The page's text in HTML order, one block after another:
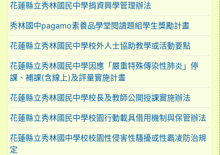
花蓮縣立秀林國民中學捐資興學管理辦法
秀林國中pagamo素養品學堂閱讀題組學生獎勵計畫
花蓮縣立秀林國民中學校外人士協助教學或活動要點
花蓮縣立秀林國民中學因應「嚴重特殊傳染性肺炎」停
課、補課(含線上)及評量實施計畫
花蓮縣立秀林國民中學校長及教師公開授課實施辦法
花蓮縣立秀林國民中學校園行動載具借用機制與保管辦法
花蓮縣立秀林國中學校校園性侵害性騷擾或性霸凌防治規
定